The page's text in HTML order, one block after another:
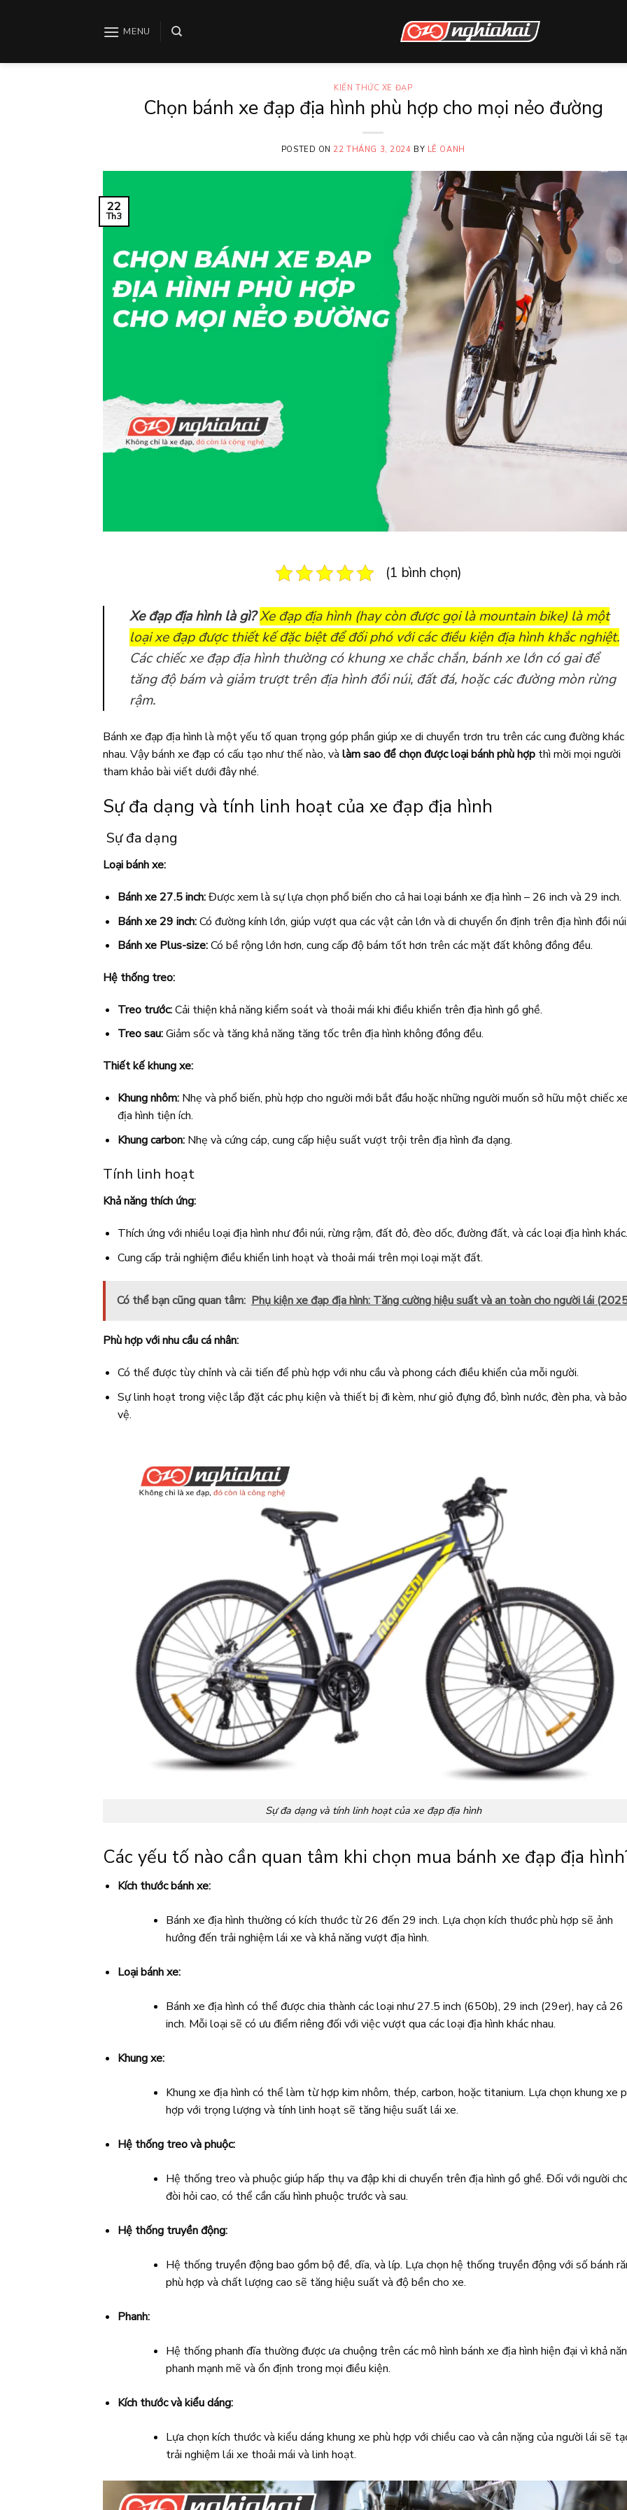
MENU
KIẾN THỨC XE ĐẠP
Chọn bánh xe đạp địa hình phù hợp cho mọi nẻo đường
POSTED ON 22 THÁNG 3, 2024 BY LÊ OANH
22
Th3
(1 bình chọn)
Xe đạp địa hình là gì?Xe đạp địa hình (hay còn được gọi là mountain bike) là một
loại xe đạp được thiết kế đặc biệt để đối phó với các điều kiện địa hình khắc nghiệt.
Các chiếc xe đạp địa hình thường có khung xe chắc chắn, bánh xe lớn có gai để
tăng độ bám và giảm trượt trên địa hình đồi núi, đất đá, hoặc các đường mòn rừng
rậm.
Bánh xe đạp địa hình là một yếu tố quan trọng góp phần giúp xe di chuyển trơn tru trên các cung đường khác
nhau. Vậy bánh xe đạp có cấu tạo như thế nào, và làm sao để chọn được loại bánh phù hợp thì mời mọi người
tham khảo bài viết dưới đây nhé.
Sự đa dạng và tính linh hoạt của xe đạp địa hình
Sự đa dạng
Loại bánh xe:
Bánh xe 27.5 inch:Được xem là sự lựa chọn phổ biến cho cả hai loại bánh xe địa hình – 26 inch và 29 inch.
Bánh xe 29 inch:Có đường kính lớn, giúp vượt qua các vật cản lớn và di chuyển ổn định trên địa hình đồi
Bánh xe Plus-size:Có bề rộng lớn hơn, cung cấp độ bám tốt hơn trên các mặt đất không đồng đều.
Hệ thống treo:
Treo trước:Cải thiện khả năng kiểm soát và thoải mái khi điều khiển trên địa hình gồ ghề.
Treo sau:Giảm sốc và tăng khả năng tăng tốc trên địa hình không đồng đều.
Thiết kế khung xe:
Khung nhôm:Nhẹ và phổ biến, phù hợp cho người mới bắt đầu hoặc những người muốn sở hữu một chiếc
địa hình tiện ích.
Khung carbon:Nhẹ và cứng cáp, cung cấp hiệu suất vượt trội trên địa hình đa dạng.
Tính linh hoạt
Khả năng thích ứng:
Thích ứng với nhiều loại địa hình như đồi núi, rừng rậm, đất đỏ, đèo dốc, đường đất, và các loại địa hình khác.
Cung cấp trải nghiệm điều khiển linh hoạt và thoải mái trên mọi loại mặt đất.
Có thể bạn cũng quan tâm: Phụ kiện xe đạp địa hình: Tăng cường hiệu suất và an toàn cho người lái
Phù hợp với nhu cầu cá nhân:
Có thể được tùy chỉnh và cải tiến để phù hợp với nhu cầu và phong cách điều khiển của mỗi người.
Sự linh hoạt trong việc lắp đặt các phụ kiện và thiết bị đi kèm, như giỏ đựng đồ, bình nước, đèn pha, và bảo
vệ.
Sự đa dạng và tính linh hoạt của xe đạp địa hình
Các yếu tố nào cần quan tâm khi chọn mua bánh xe đạp địa
Kích thước bánh xe:
Bánh xe địa hình thường có kích thước từ 26 đến 29 inch. Lựa chọn kích thước phù hợp sẽ ảnh
hưởng đến trải nghiệm lái xe và khả năng vượt địa hình.
Loại bánh xe:
Bánh xe địa hình có thể được chia thành các loại như 27.5 inch (650b), 29 inch (29er), hay cả 26
inch. Mỗi loại sẽ có ưu điểm riêng đối với việc vượt qua các loại địa hình khác nhau.
Khung xe:
Khung xe địa hình có thể làm từ hợp kim nhôm, thép, carbon, hoặc titanium. Lựa chọn khung xe
hợp với trọng lượng và tính linh hoạt sẽ tăng hiệu suất lái xe.
Hệ thống treo và phuộc:
Hệ thống treo và phuộc giúp hấp thụ va đập khi di chuyển trên địa hình gồ ghề. Đối với người
đòi hỏi cao, có thể cần cấu hình phuộc trước và sau.
Hệ thống truyền động:
Hệ thống truyền động bao gồm bộ đề, dĩa, và líp. Lựa chọn hệ thống truyền động với số bánh
phù hợp và chất lượng cao sẽ tăng hiệu suất và độ bền cho xe.
Phanh:
Hệ thống phanh đĩa thường được ưa chuộng trên các mô hình bánh xe địa hình hiện đại vì khả
phanh mạnh mẽ và ổn định trong mọi điều kiện.
Kích thước và kiểu dáng:
Lựa chọn kích thước và kiểu dáng khung xe phù hợp với chiều cao và cân nặng của người lái sẽ
trải nghiệm lái xe thoải mái và linh hoạt.